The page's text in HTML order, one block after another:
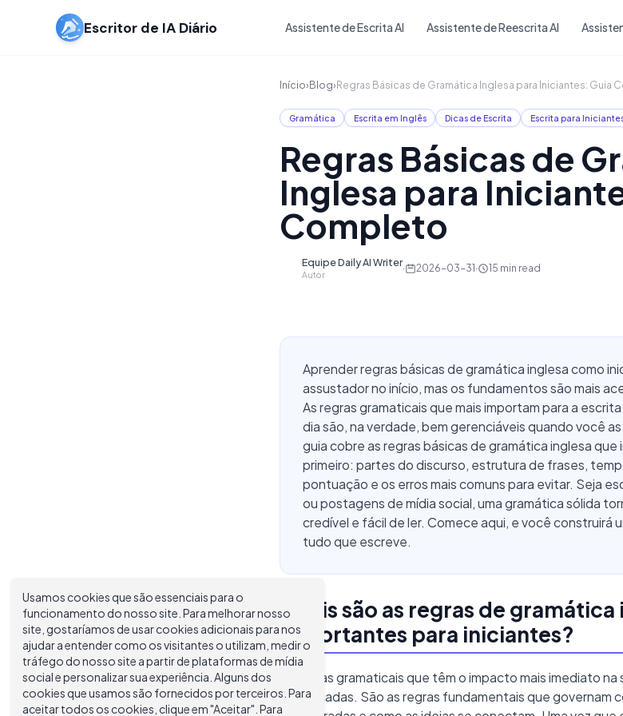
Escritor de IA Diário Assistente de Escrita AI Assistente de Reescrita AI
Início›Blog›Regras Básicas de Gramática Inglesa para Iniciantes: Guia
Gramática Escrita em Inglês Dicas de Escrita Escrita para
Regras Básicas de
Inglesa para
Completo
Equipe Daily AI Writer
Autor
· 2026-03-31· 15 min read
Aprender regras básicas de gramática inglesa como
assustador no início, mas os fundamentos são mais
As regras gramaticais que mais importam para a
dia são, na verdade, bem gerenciáveis quando você
guia cobre as regras básicas de gramática inglesa que
primeiro: partes do discurso, estrutura de frases,
pontuação e os erros mais comuns para evitar. Seja
ou postagens de mídia social, uma gramática sólida
credível e fácil de ler. Comece aqui, e você construirá
tudo que escreve.
Quais são as regras de gramática
importantes para iniciantes?
As regras gramaticais que têm o impacto mais imediato na
complicadas. São as regras fundamentais que governam
Usamos cookies que são essenciais para o
funcionamento do nosso site. Para melhorar nosso
site, gostaríamos de usar cookies adicionais para nos
ajudar a entender como os visitantes o utilizam, medir o
tráfego do nosso site a partir de plataformas de mídia
social e personalizar sua experiência. Alguns dos
cookies que usamos são fornecidos por terceiros. Para
aceitar todos os cookies, clique em "Aceitar". Para